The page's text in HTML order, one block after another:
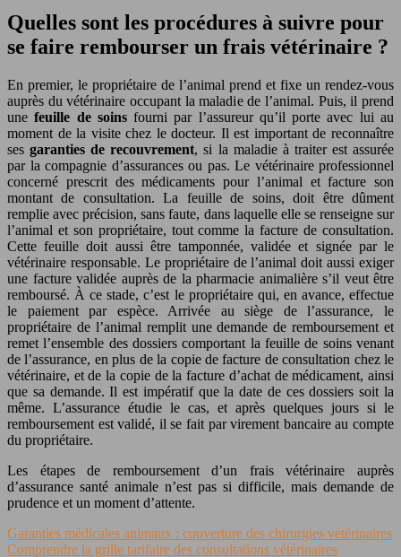
Quelles sont les procédures à suivre pour
se faire rembourser un frais vétérinaire ?
En premier, le propriétaire de l’animal prend et fixe un rendez-vous
auprès du vétérinaire occupant la maladie de l’animal. Puis, il prend
unefeuille de soinsfourni par l’assureur qu’il porte avec lui au
moment de la visite chez le docteur. Il est important de reconnaître
sesgaranties de recouvrement, si la maladie à traiter est assurée
par la compagnie d’assurances ou pas. Le vétérinaire professionnel
concerné prescrit des médicaments pour l’animal et facture son
montant de consultation. La feuille de soins, doit être dûment
remplie avec précision, sans faute, dans laquelle elle se renseigne sur
l’animal et son propriétaire, tout comme la facture de consultation.
Cette feuille doit aussi être tamponnée, validée et signée par le
vétérinaire responsable. Le propriétaire de l’animal doit aussi exiger
une facture validée auprès de la pharmacie animalière s’il veut être
remboursé. À ce stade, c’est le propriétaire qui, en avance, effectue
le paiement par espèce. Arrivée au siège de l’assurance, le
propriétaire de l’animal remplit une demande de remboursement et
remet l’ensemble des dossiers comportant la feuille de soins venant
de l’assurance, en plus de la copie de facture de consultation chez le
vétérinaire, et de la copie de la facture d’achat de médicament, ainsi
que sa demande. Il est impératif que la date de ces dossiers soit la
même. L’assurance étudie le cas, et après quelques jours si le
remboursement est validé, il se fait par virement bancaire au compte
du propriétaire.
Les étapes de remboursement d’un frais vétérinaire auprès
d’assurance santé animale n’est pas si difficile, mais demande de
prudence et un moment d’attente.
Garanties médicales animaux : couverture des chirurgies vétérinaires
Comprendre la grille tarifaire des consultations vétérinaires